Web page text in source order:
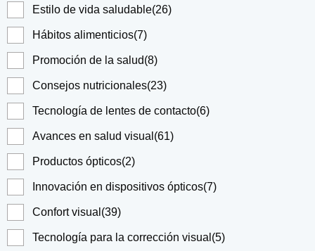
Estilo de vida saludable(26)
Hábitos alimenticios(7)
Promoción de la salud(8)
Consejos nutricionales(23)
Tecnología de lentes de contacto(6)
Avances en salud visual (61)
Productos ópticos(2)
Innovación en dispositivos ópticos(7)
Confort visual (39)
Tecnología para la corrección visual (5)